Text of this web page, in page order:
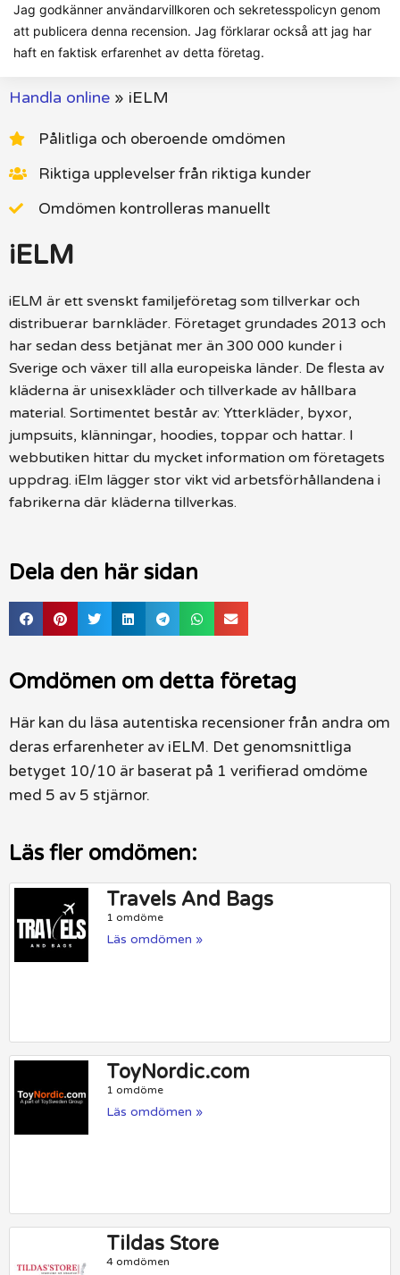
Jag godkänner användarvillkoren och sekretesspolicyn genom
att publicera denna recension. Jag förklarar också att jag har
haft en faktisk erfarenhet av detta företag.
Handla online » iELM
Pålitliga och oberoende omdömen
Riktiga upplevelser från riktiga kunder
Omdömen kontrolleras manuellt
iELM
iELM är ett svenskt familjeföretag som tillverkar och
distribuerar barnkläder. Företaget grundades 2013 och
har sedan dess betjänat mer än 300 000 kunder i
Sverige och växer till alla europeiska länder. De flesta av
kläderna är unisexkläder och tillverkade av hållbara
material. Sortimentet består av: Ytterkläder, byxor,
jumpsuits, klänningar, hoodies, toppar och hattar. I
webbutiken hittar du mycket information om företagets
uppdrag. iElm lägger stor vikt vid arbetsförhållandena i
fabrikerna där kläderna tillverkas.
Dela den här sidan
Omdömen om detta företag
Här kan du läsa autentiska recensioner från andra om
deras erfarenheter av iELM. Det genomsnittliga
betyget 10/10 är baserat på 1 verifierad omdöme
med 5 av 5 stjärnor.
Läs fler omdömen:
Travels And Bags
1 omdöme
Läs omdömen »
ToyNordic.com
1 omdöme
Läs omdömen »
Tildas Store
4 omdömen